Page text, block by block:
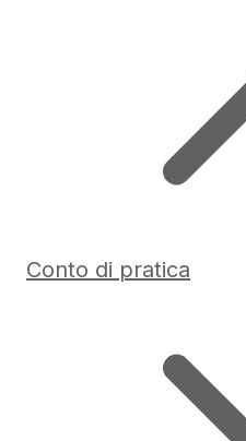
Conto di pratica